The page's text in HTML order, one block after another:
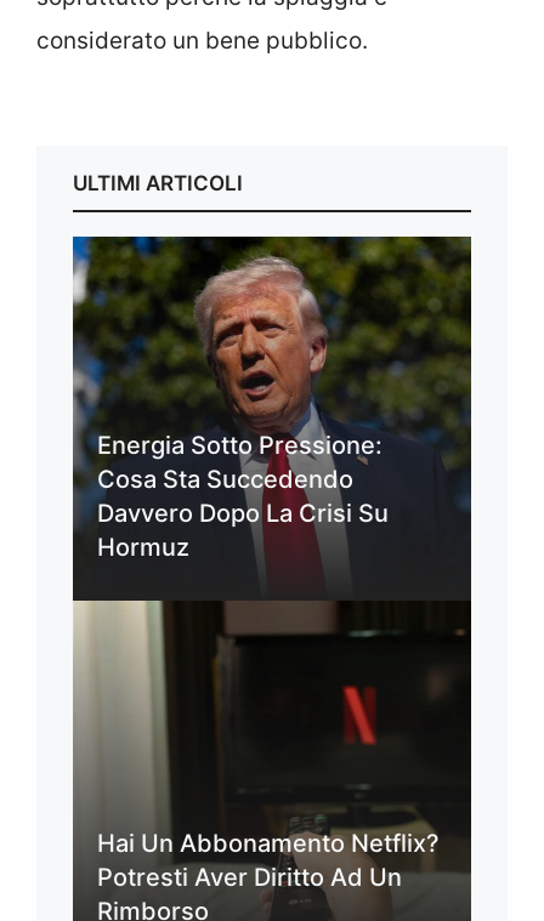
considerato un bene pubblico.
ULTIMI ARTICOLI
Energia Sotto Pressione:
Cosa Sta Succedendo
Davvero Dopo La Crisi Su
Hormuz
Hai Un Abbonamento Netflix?
Potresti Aver Diritto Ad Un
Rimborso